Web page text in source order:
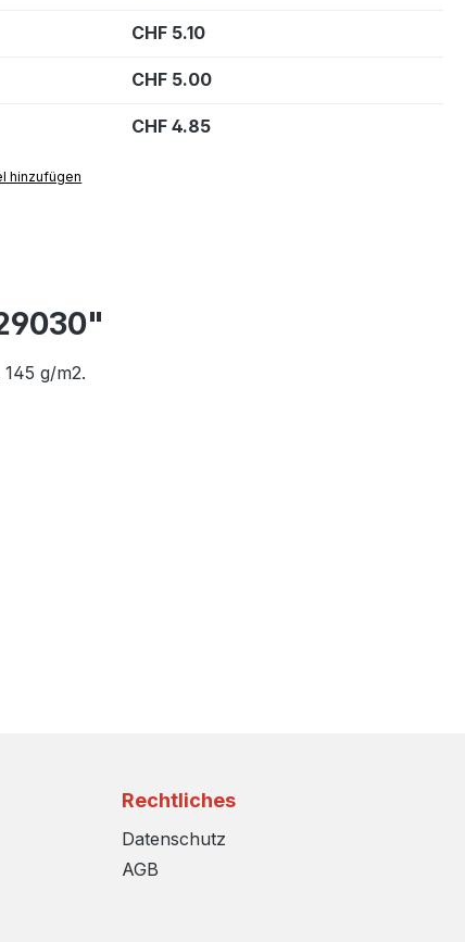
CHF 5.10
CHF 5.00
CHF 4.85
hinzufügen
g/m2.
Rechtliches
Datenschutz
AGB